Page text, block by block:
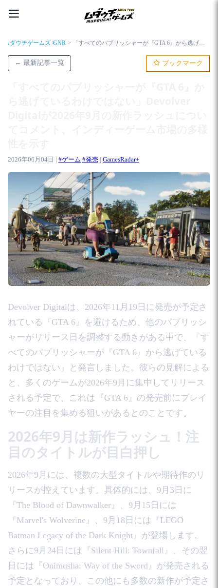
ムダウチゲームズ GNR 「すべてのパブリッシャーが『GTA 6』から逃げているわけではない」Devolver Digitalが2026年9月の新作ラッシュについてコメント、インディーゲーム市場の多様性を示す
← 最新記事一覧 ブックマーク
2026年06月04日 | #ゲーム #発売 | GamesRadar+
Devolver Digitalは、2026年11月19日に発売が予定さ
れている『GTA 6』を避けるため、他のパブリッシ
ャーがリリース日を調整する動きがある中で、「す
べてのパブリッシャーが『GTA 6』から逃げている
わけではない」と発言しました。彼らの見解による
と、多くのゲームが2026年9月に集中してリリース
される予定で、これは『GTA 6』の発売前にプレイ
ヤーの注目を集める狙いがあるとのことです。
2026年9月は新作ラッシュ！注
目のタイトルが目白押し
2026年9月には、複数の大型タイトルや期待作のリ
リースが控えています。具体的には、9月3日に
『The Blood of Dawnwalker』、9月15日には
『Marvel's Wolverine』、9月18日には『LEGO
Batman Legacy of the Dark Knight』が登場します。
さらに9月24日には『Silent Hill: Townfall』、その翌
日には『Onimusha: Way of the Sword』が発売される
予定となっており、この他にも多数の新作が予定さ